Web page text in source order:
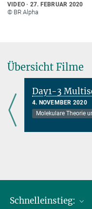
VIDEO 27. FEBRUAR 2020
© BR Alpha
Übersicht Filme
Day1-3
4. NOVEMBER 2020
Molekulare Theorie
Schnelleinstieg: